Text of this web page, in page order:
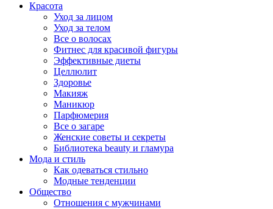
Красота
Уход за лицом
Уход за телом
Все о волосах
Фитнес для красивой фигуры
Эффективные диеты
Целлюлит
Здоровье
Макияж
Маникюр
Парфюмерия
Все о загаре
Женские советы и секреты
Библиотека beauty и гламура
Мода и стиль
Как одеваться стильно
Модные тенденции
Общество
Отношения с мужчинами